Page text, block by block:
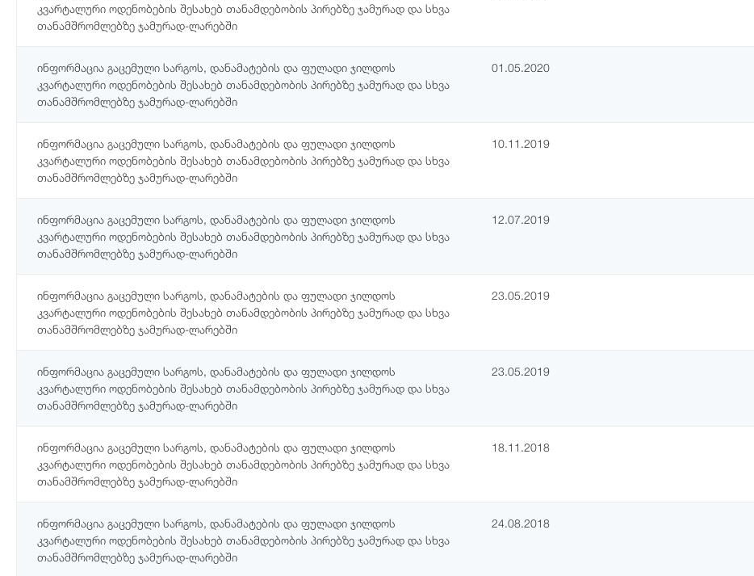
კვარტალური ოდენობების შესახებ თანამდებობის პირებზე ჯამურად და სხვა
თანამშრომლებზე ჯამურად-ლარებში
ინფორმაცია გაცემული სარგოს, დანამატების და ფულადი ჯილდოს
კვარტალური ოდენობების შესახებ თანამდებობის პირებზე ჯამურად და სხვა
თანამშრომლებზე ჯამურად-ლარებში
01.05.2020
ინფორმაცია გაცემული სარგოს, დანამატების და ფულადი ჯილდოს
კვარტალური ოდენობების შესახებ თანამდებობის პირებზე ჯამურად და სხვა
თანამშრომლებზე ჯამურად-ლარებში
10.11.2019
ინფორმაცია გაცემული სარგოს, დანამატების და ფულადი ჯილდოს
კვარტალური ოდენობების შესახებ თანამდებობის პირებზე ჯამურად და სხვა
თანამშრომლებზე ჯამურად-ლარებში
12.07.2019
ინფორმაცია გაცემული სარგოს, დანამატების და ფულადი ჯილდოს
კვარტალური ოდენობების შესახებ თანამდებობის პირებზე ჯამურად და სხვა
თანამშრომლებზე ჯამურად-ლარებში
23.05.2019
ინფორმაცია გაცემული სარგოს, დანამატების და ფულადი ჯილდოს
კვარტალური ოდენობების შესახებ თანამდებობის პირებზე ჯამურად და სხვა
თანამშრომლებზე ჯამურად-ლარებში
23.05.2019
ინფორმაცია გაცემული სარგოს, დანამატების და ფულადი ჯილდოს
კვარტალური ოდენობების შესახებ თანამდებობის პირებზე ჯამურად და სხვა
თანამშრომლებზე ჯამურად-ლარებში
18.11.2018
ინფორმაცია გაცემული სარგოს, დანამატების და ფულადი ჯილდოს
კვარტალური ოდენობების შესახებ თანამდებობის პირებზე ჯამურად და სხვა
თანამშრომლებზე ჯამურად-ლარებში
24.08.2018